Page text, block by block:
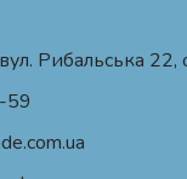
Рибальська 22,
59